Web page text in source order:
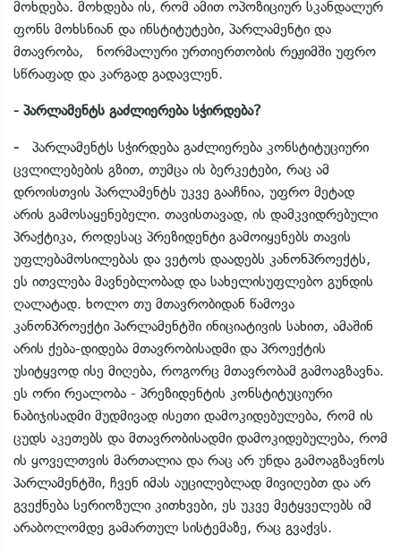
მოხდება. მოხდება ის, რომ ამით ოპოზიციურ სკანდალურ
ფონს მოხსნიან და ინსტიტუტები, პარლამენტი და
მთავრობა, ნორმალური ურთიერთობის რეჟიმში უფრო
სწრაფად და კარგად გადავლენ.
- პარლამენტს გაძლიერება სჭირდება?
- პარლამენტს სჭირდება გაძლიერება კონსტიტუციური
ცვლილებების გზით, თუმცა ის ბერკეტები, რაც ამ
დროისთვის პარლამენტს უკვე გააჩნია, უფრო მეტად
არის გამოსაყენებელი. თავისთავად, ის დამკვიდრებული
პრაქტიკა, როდესაც პრეზიდენტი გამოიყენებს თავის
უფლებამოსილებას და ვეტოს დაადებს კანონპროექტს,
ეს ითვლება მავნებლობად და სახელისუფლებო გუნდის
ღალატად. ხოლო თუ მთავრობიდან წამოვა
კანონპროექტი პარლამენტში ინიციატივის სახით, ამაშინ
არის ქება-დიდება მთავრობისადმი და პროექტის
უსიტყვოდ ისე მიღება, როგორც მთავრობამ გამოაგზავნა.
ეს ორი რეალობა - პრეზიდენტის კონსტიტუციური
ნაბიჯისადმი მუდმივად ისეთი დამოკიდებულება, რომ ის
ცუდს აკეთებს და მთავრობისადმი დამოკიდებულება, რომ
ის ყოველთვის მართალია და რაც არ უნდა გამოაგზავნოს
პარლამენტში, ჩვენ იმას აუცილებლად მივიღებთ და არ
გვექნება სერიოზული კითხვები, ეს უკვე მეტყველებს იმ
არაბოლომდე გამართულ სისტემაზე, რაც გვაქვს.